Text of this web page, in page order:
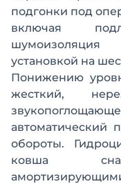
подгонки под
включая
установкой на
Понижению
жесткий,
автоматический
обороты.
ковша